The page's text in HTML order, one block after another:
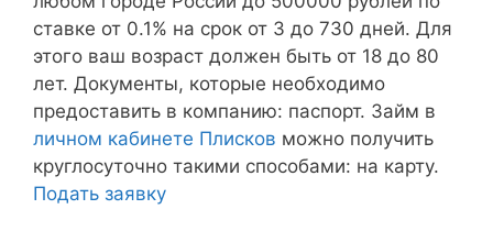
ставке от 0.1% на срок от 3 до 730 дней. Для
этого ваш возраст должен быть от 18 до 80
лет. Документы, которые необходимо
предоставить в компанию: паспорт. Займ в
личном кабинете Плисков можно получить
круглосуточно такими способами: на карту.
Подать заявку